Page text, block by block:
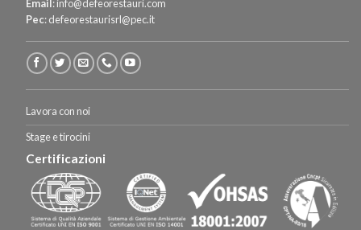
Email:info@defeorestauri.com
Pec:defeorestaurisrl@pec.it
Lavora con noi
Stage e tirocini
Certificazioni